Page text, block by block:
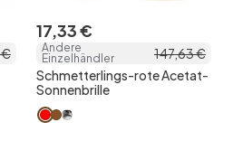
€
17,33€
Andere
Einzelhändler
147,63€
Schmetterlings-rote Acetat-
Sonnenbrille